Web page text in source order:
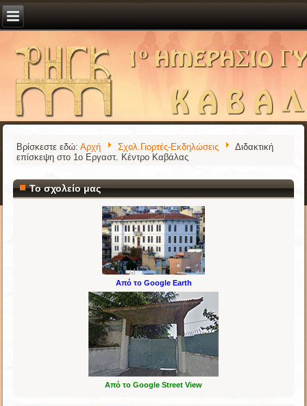
Βρίσκεστε εδώ:Αρχή Σχολ.Γιορτές-Εκδηλώσεις
Διδακτική
επίσκεψη στο 1ο Εργαστ. Κέντρο Καβάλας
Το σχολείο μας
Από το Google Earth
Από το Google Street View